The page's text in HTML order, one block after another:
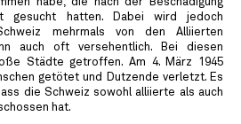
gesucht hatten. Dabei wird jedoch
mehrmals von den Alliierten
auch oft versehentlich. Bei diesen
Städte getroffen. Am 4. März 1945
getötet und Dutzende verletzt. Es
die Schweiz sowohl alliierte als auch
hat.